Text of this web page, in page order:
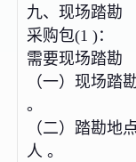
九、现场踏勘
采购包(1 )：
需要现场踏勘
（一）现场踏
。
（二）踏勘地
人 。